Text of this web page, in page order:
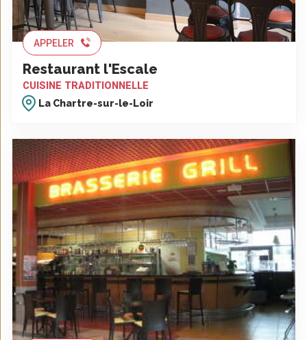
APPELER
Restaurant l'Escale
CUISINE TRADITIONNELLE
La Chartre-sur-le-Loir